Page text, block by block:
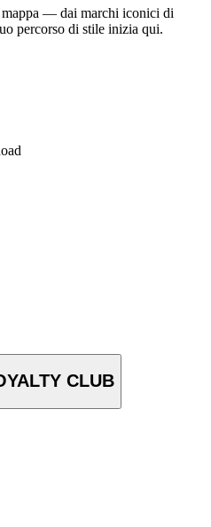
— dai marchi iconici di
percorso di stile inizia qui.
CLUB